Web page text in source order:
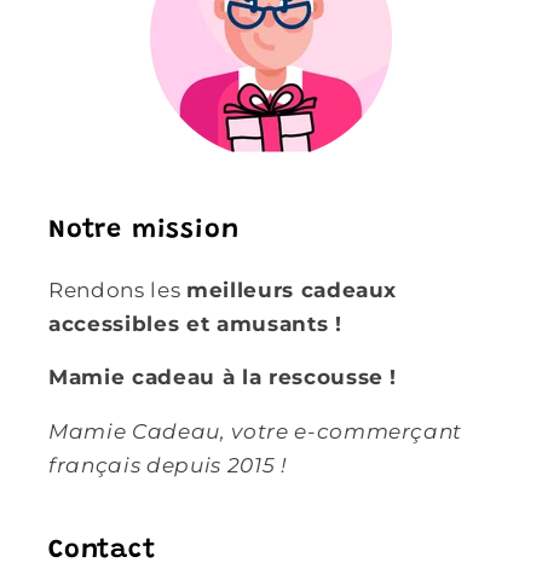
Notre mission
Rendons les meilleurs cadeaux
accessibles et amusants !
Mamie cadeau à la rescousse !
Mamie Cadeau, votre e-commerçant
français depuis 2015 !
Contact